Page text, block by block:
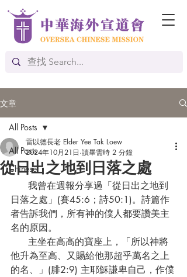
文章
All Posts
Chinese
All Posts
從日出之地到日落之處
雷以德長老 Elder Yee Tak Loew
2024年10月21日 讀畢需時 2 分鐘
日落之處」(賽45:6；詩50:1)。詩篇作
者告訴我們，所有神的僕人都要讚美主
名的原因。
他升為至高、又賜給他那超乎萬名之上
的名、」(腓2:9) 主耶穌謙卑自己，作僕